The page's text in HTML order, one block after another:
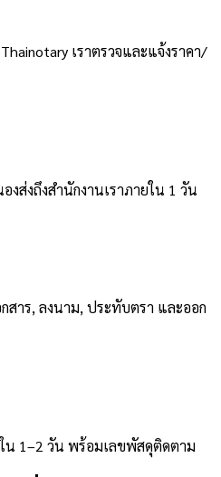
เราตรวจและแจ้งราคา/
งส่งถึงสำนักงานเราภายใน 1 วัน
สาร, ลงนาม, ประทับตรา และออก
น 1–2 วัน พร้อมเลขพัสดุติดตาม